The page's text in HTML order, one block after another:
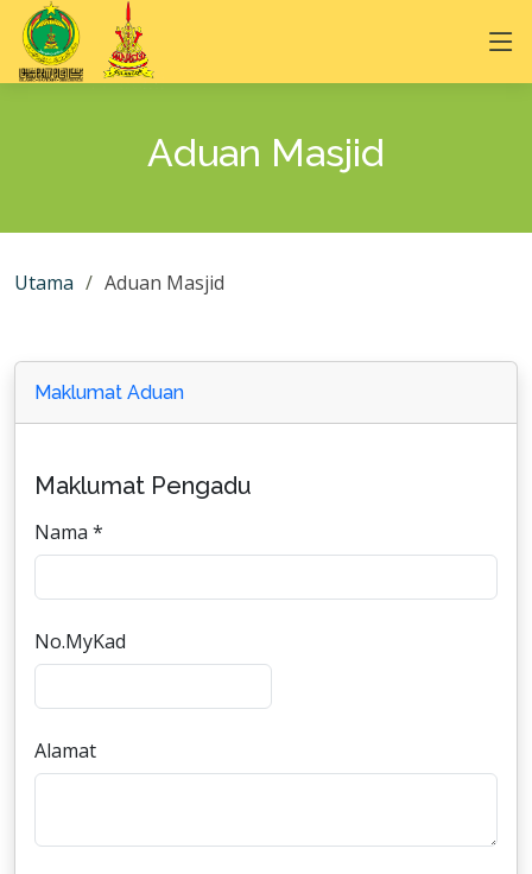
Aduan Masjid
Utama Aduan Masjid
Maklumat Aduan
Maklumat Pengadu
Nama *
No.MyKad
Alamat